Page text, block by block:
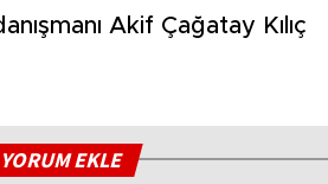
Akif Çağatay Kılıç
YORUM EKLE